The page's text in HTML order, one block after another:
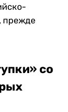
прежде
со